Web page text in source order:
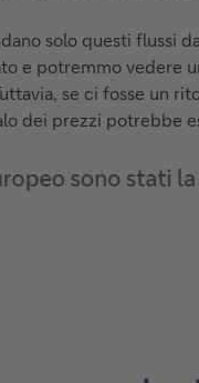
solo questi flussi
e potremmo vedere
se ci fosse un
dei prezzi potrebbe